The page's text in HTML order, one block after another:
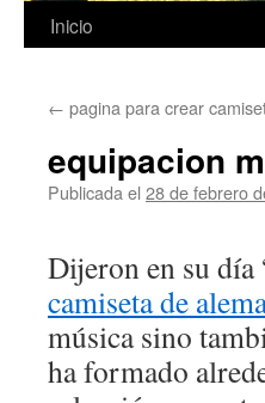
Saltar
contenido
Inicio
← pagina para crear
equipacion
Publicada el 28 de febrero
Dijeron en su día
camiseta de
música sino
ha formado